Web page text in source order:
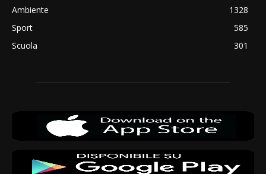
Ambiente
1328
Sport
585
Scuola
301